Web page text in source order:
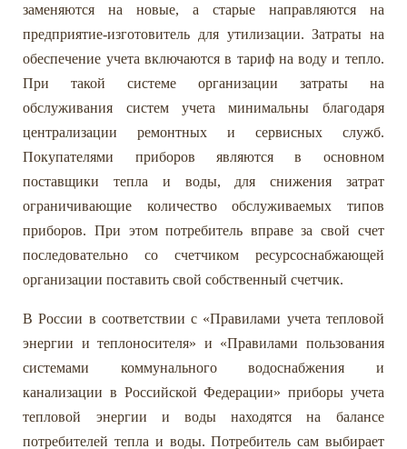
заменяются на новые, а старые направляются на
предприятие-изготовитель для утилизации. Затраты на
обеспечение учета включаются в тариф на воду и тепло.
При такой системе организации затраты на
обслуживания систем учета минимальны благодаря
централизации ремонтных и сервисных служб.
Покупателями приборов являются в основном
поставщики тепла и воды, для снижения затрат
ограничивающие количество обслуживаемых типов
приборов. При этом потребитель вправе за свой счет
последовательно со счетчиком ресурсоснабжающей
организации поставить свой собственный счетчик.
В России в соответствии с «Правилами учета тепловой
энергии и теплоносителя» и «Правилами пользования
системами коммунального водоснабжения и
канализации в Российской Федерации» приборы учета
тепловой энергии и воды находятся на балансе
потребителей тепла и воды. Потребитель сам выбирает